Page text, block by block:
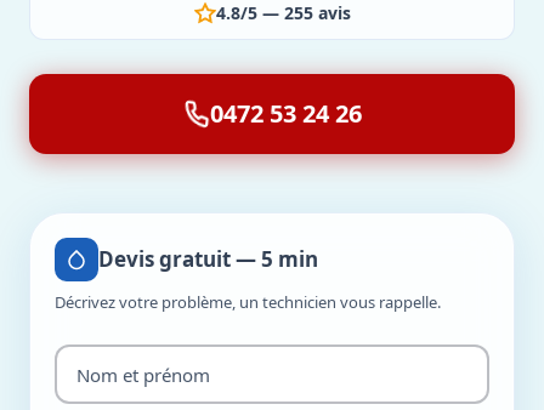
4.8/5 — 255 avis
0472 53 24 26
Devis gratuit — 5 min
Décrivez votre problème, un technicien vous rappelle.